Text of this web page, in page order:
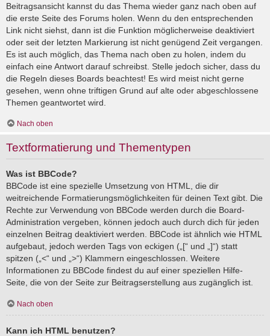
Beitragsansicht kannst du das Thema wieder ganz nach oben auf
die erste Seite des Forums holen. Wenn du den entsprechenden
Link nicht siehst, dann ist die Funktion möglicherweise deaktiviert
oder seit der letzten Markierung ist nicht genügend Zeit vergangen.
Es ist auch möglich, das Thema nach oben zu holen, indem du
einfach eine Antwort darauf schreibst. Stelle jedoch sicher, dass du
die Regeln dieses Boards beachtest! Es wird meist nicht gerne
gesehen, wenn ohne triftigen Grund auf alte oder abgeschlossene
Themen geantwortet wird.
Nach oben
Textformatierung und Thementypen
Was ist BBCode?
BBCode ist eine spezielle Umsetzung von HTML, die dir
weitreichende Formatierungsmöglichkeiten für deinen Text gibt. Die
Rechte zur Verwendung von BBCode werden durch die Board-
Administration vergeben, können jedoch auch durch dich für jeden
einzelnen Beitrag deaktiviert werden. BBCode ist ähnlich wie HTML
aufgebaut, jedoch werden Tags von eckigen („[“ und „]“) statt
spitzen („<“ und „>“) Klammern eingeschlossen. Weitere
Informationen zu BBCode findest du auf einer speziellen Hilfe-
Seite, die von der Seite zur Beitragserstellung aus zugänglich ist.
Nach oben
Kann ich HTML benutzen?